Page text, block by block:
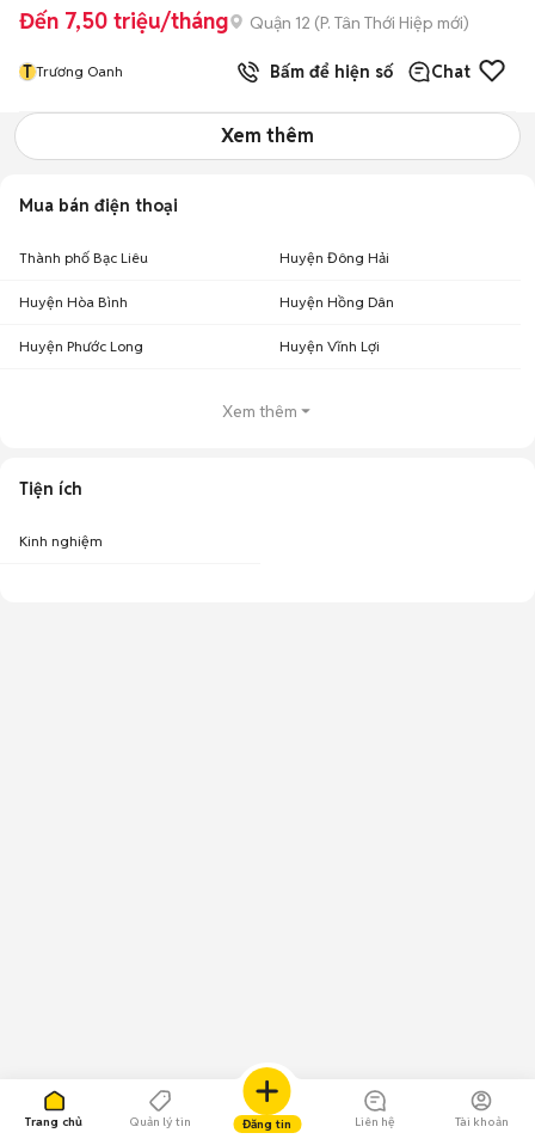
Trang chủ Quản lý tin Đăng tin Liên hệ Tài khoản
Đến 7,50 triệu/tháng Quận 12 (P. Tân Thới Hiệp mới)
T Trương Oanh Bấm để hiện số Chat
Xem thêm
Mua bán điện thoại
Thành phố Bạc Liêu Huyện Đông Hải
Huyện Hòa Bình Huyện Hồng Dân
Huyện Phước Long Huyện Vĩnh Lợi
Xem thêm
Tiện ích
Kinh nghiệm